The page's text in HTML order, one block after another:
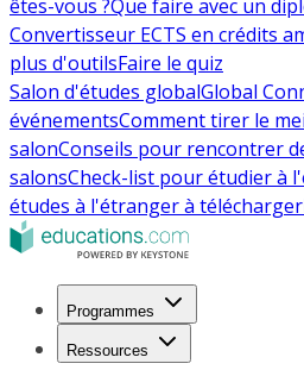
êtes-vous ?Que faire avec un
Convertisseur ECTS en crédits
plus d'outilsFaire le quiz
Salon d'études globalGlobal
événementsComment tirer le
salonConseils pour rencontrer
salonsCheck-list pour étudier à
études à l'étranger à télécharger
Programmes
Ressources